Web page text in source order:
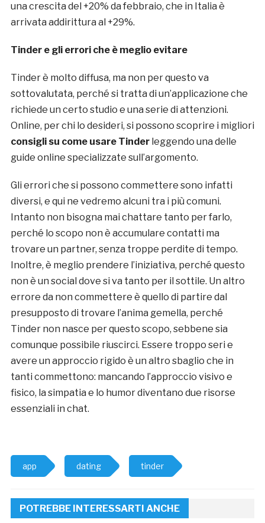
una crescita del +20% da febbraio, che in Italia è
arrivata addirittura al +29%.
Tinder e gli errori che è meglio evitare
Tinder è molto diffusa, ma non per questo va
sottovalutata, perché si tratta di un’applicazione che
richiede un certo studio e una serie di attenzioni.
Online, per chi lo desideri, si possono scoprire i migliori
consigli su come usare Tinderleggendo una delle
guide online specializzate sull’argomento.
Gli errori che si possono commettere sono infatti
diversi, e qui ne vedremo alcuni tra i più comuni.
Intanto non bisogna mai chattare tanto per farlo,
perché lo scopo non è accumulare contatti ma
trovare un partner, senza troppe perdite di tempo.
Inoltre, è meglio prendere l’iniziativa, perché questo
non è un social dove si va tanto per il sottile. Un altro
errore da non commettere è quello di partire dal
presupposto di trovare l’anima gemella, perché
Tinder non nasce per questo scopo, sebbene sia
comunque possibile riuscirci. Essere troppo seri e
avere un approccio rigido è un altro sbaglio che in
tanti commettono: mancando l’approccio visivo e
fisico, la simpatia e lo humor diventano due risorse
essenziali in chat.
app dating tinder
POTREBBE INTERESSARTI ANCHE